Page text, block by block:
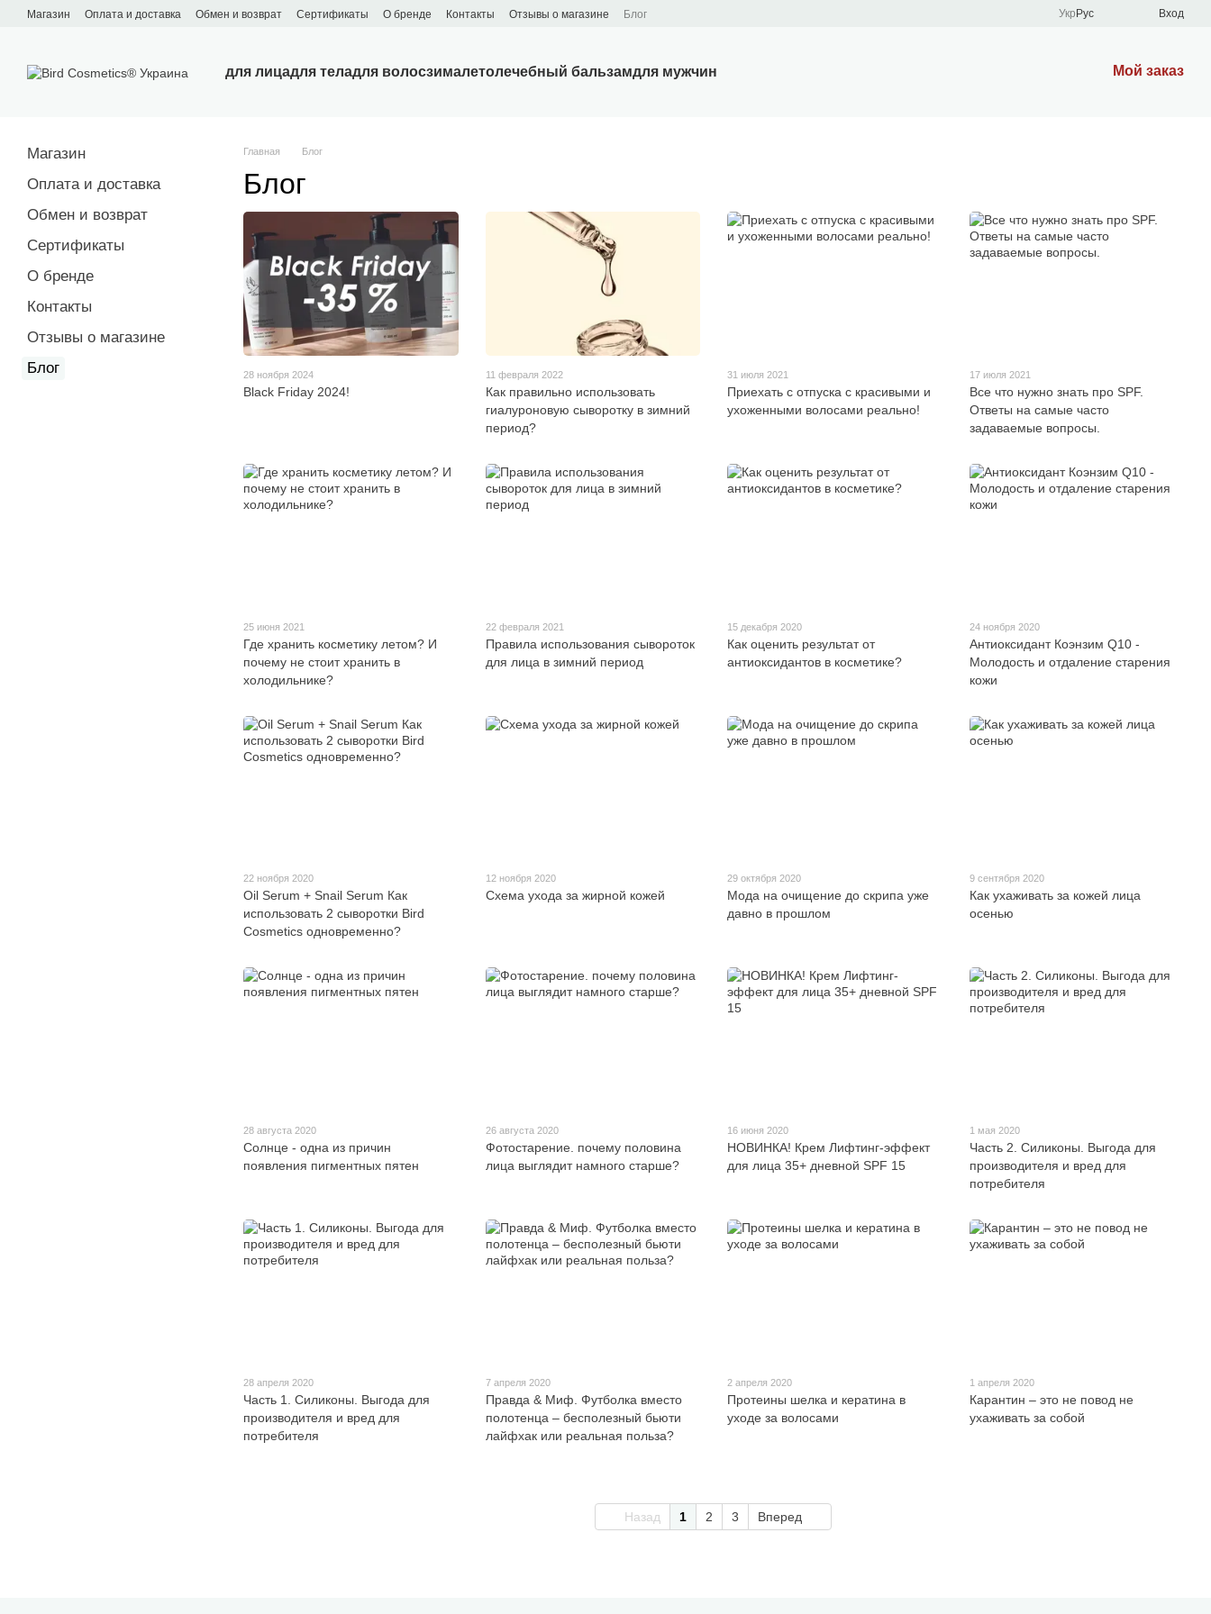
Перейти к основному контенту
Магазин Оплата и доставка Обмен и возврат Сертификаты О бренде Контакты Отзывы о магазине Блог Укр Рус Вход
для лицадля теладля волосзималетолечебный бальзамдля мужчин Мой заказ
Главная Блог
Блог
28 ноября 2024
Black Friday 2024!
11 февраля 2022
Как правильно использовать
гиалуроновую сыворотку в зимний
период?
31 июля 2021
Приехать с отпуска с красивыми и
ухоженными волосами реально!
17 июля 2021
Все что нужно знать про SPF.
Ответы на самые часто
задаваемые вопросы.
25 июня 2021
Где хранить косметику летом? И
почему не стоит хранить в
холодильнике?
22 февраля 2021
Правила использования сывороток
для лица в зимний период
15 декабря 2020
Как оценить результат от
антиоксидантов в косметике?
24 ноября 2020
Антиоксидант Коэнзим Q10 -
Молодость и отдаление старения
кожи
22 ноября 2020
Oil Serum + Snail Serum Как
использовать 2 сыворотки Bird
Cosmetics одновременно?
12 ноября 2020
Схема ухода за жирной кожей
29 октября 2020
Мода на очищение до скрипа уже
давно в прошлом
9 сентября 2020
Как ухаживать за кожей лица
осенью
28 августа 2020
Солнце - одна из причин
появления пигментных пятен
26 августа 2020
Фотостарение. почему половина
лица выглядит намного старше?
16 июня 2020
НОВИНКА! Крем Лифтинг-эффект
для лица 35+ дневной SPF 15
1 мая 2020
Часть 2. Силиконы. Выгода для
производителя и вред для
потребителя
28 апреля 2020
Часть 1. Силиконы. Выгода для
производителя и вред для
потребителя
7 апреля 2020
Правда & Миф. Футболка вместо
полотенца – бесполезный бьюти
лайфхак или реальная польза?
2 апреля 2020
Протеины шелка и кератина в
уходе за волосами
1 апреля 2020
Карантин – это не повод не
ухаживать за собой
Назад 1 2 3 Вперед
Магазин
Оплата и доставка
Обмен и возврат
Сертификаты
О бренде
Контакты
Отзывы о магазине
Блог